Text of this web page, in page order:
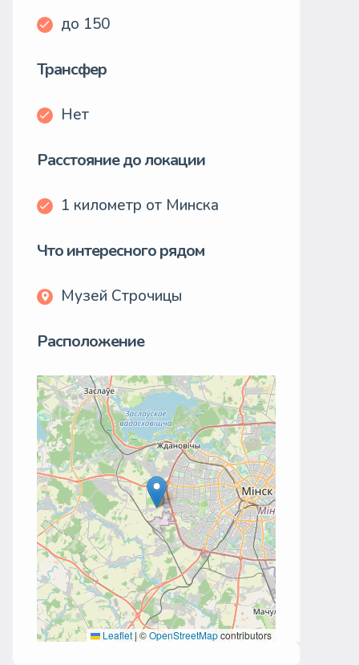
до 150
Трансфер
Нет
Расстояние до локации
1 километр от Минска
Что интересного рядом
Музей Строчицы
Расположение
Leaflet | ©OpenStreetMapcontributors